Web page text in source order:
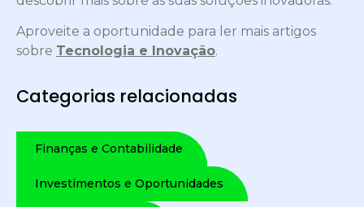
Aproveite a oportunidade para ler mais artigos
sobre Tecnologia e Inovação.
Categorias relacionadas
Finanças e Contabilidade
Investimentos e Oportunidades